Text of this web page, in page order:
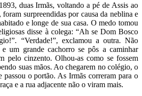
duas Irmãs, voltando a pé de Assis ao
surpreendidas por causa da neblina e
e longe de sua casa. O medo tomou
disse à colega: “Ah se Dom Bosco
“Verdade!”, exclamou a outra. Não
e um grande cachorro se pôs a caminhar
pelo cinzento. Olhou-as como se fossem
suas mãos. Ao chegarem no colégio, o
o portão. As Irmãs correram para o
e a rua adjacente não o viram mais.